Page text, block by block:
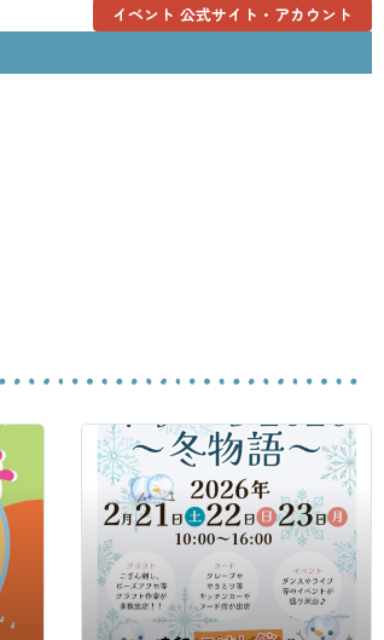
イベント 公式サイト・アカウント